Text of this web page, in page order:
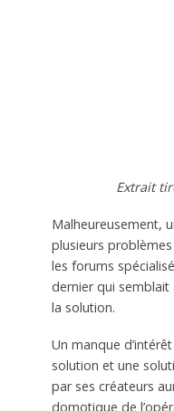
Extrait
Malheureusement,
plusieurs
les forums
dernier qui
la solution.
Un manque
solution et une
par ses créateurs
domotique de